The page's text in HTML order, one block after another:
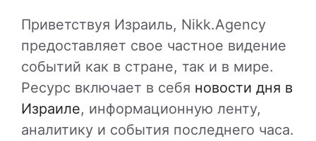
Приветствуя Израиль, Nikk.Agency
предоставляет свое частное видение
событий как в стране, так и в мире.
Ресурс включает в себя новости дня в
Израиле, информационную ленту,
аналитику и события последнего часа.